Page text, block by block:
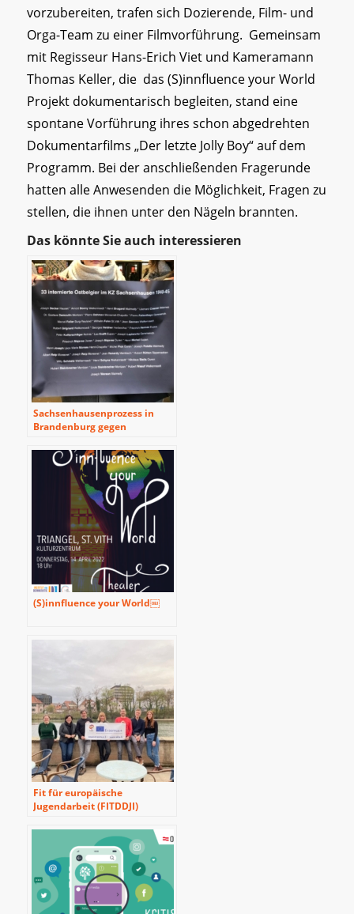
vorzubereiten, trafen sich Dozierende, Film- und
Orga-Team zu einer Filmvorführung. Gemeinsam
mit Regisseur Hans-Erich Viet und Kameramann
Thomas Keller, die das (S)innfluence your World
Projekt dokumentarisch begleiten, stand eine
spontane Vorführung ihres schon abgedrehten
Dokumentarfilms „Der letzte Jolly Boy“ auf dem
Programm. Bei der anschließenden Fragerunde
hatten alle Anwesenden die Möglichkeit, Fragen zu
stellen, die ihnen unter den Nägeln brannten.
Das könnte Sie auch interessieren
Sachsenhausenprozess in
Brandenburg gegen
Wachmann: eine ‚Delegation‘
ostbelgischer Jugendlicher
fragt nach – ein Reisebericht
(25.-26.11.2021)
(S)innfluence your World￼
Fit für europäische
Jugendarbeit (FITDDJI)